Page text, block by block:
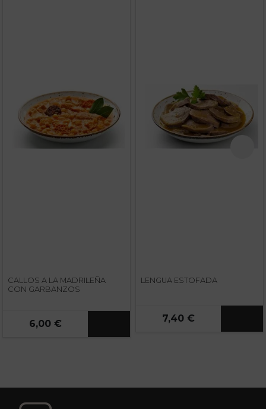
CALLOS A LA MADRILEÑA
CON GARBANZOS
6,00 €
LENGUA ESTOFADA
7,40 €